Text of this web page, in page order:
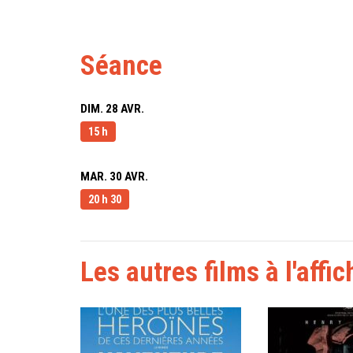
Séance
DIM. 28 AVR.
15 h
MAR. 30 AVR.
20 h 30
Les autres films à